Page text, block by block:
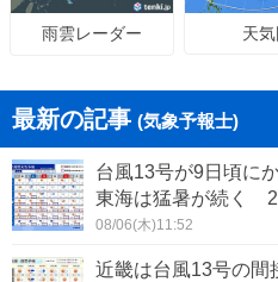
雨雲レーダー 天気
最新の記事 (気象予報士)
台風13号が9日頃に
東海は猛暑が続く 2
08/06(木)11:52
近畿は台風13号の